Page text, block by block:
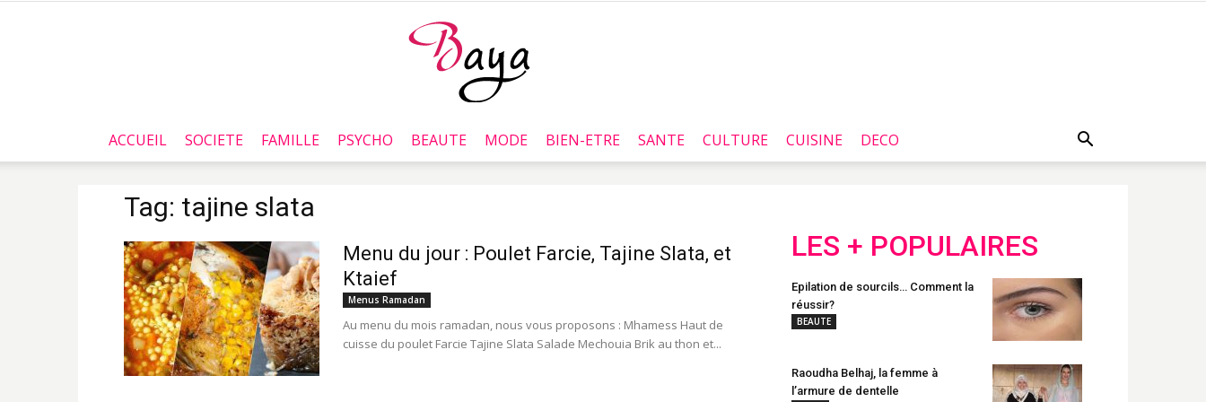
Baya.tn
ACCUEIL SOCIETE FAMILLE PSYCHO BEAUTE MODE BIEN-ETRE SANTE CULTURE CUISINE DECO
Tag: tajine slata
Menu du jour : Poulet Farcie, Tajine Slata, et
Ktaief
Menus Ramadan
Au menu du mois ramadan, nous vous proposons : Mhamess Haut de
cuisse du poulet Farcie Tajine Slata Salade Mechouia Brik au thon et...
LES + POPULAIRES
Epilation de sourcils… Comment la
réussir?
BEAUTE
Raoudha Belhaj, la femme à
l’armure de dentelle